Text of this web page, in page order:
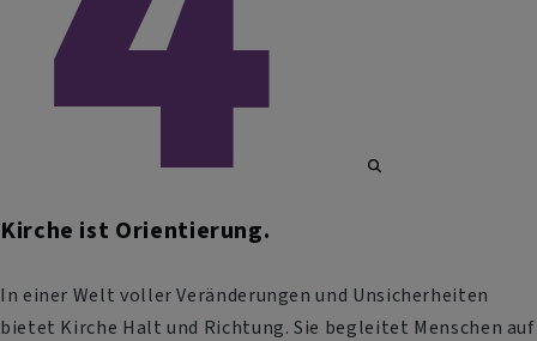
Kirche ist Orientierung.
In einer Welt voller Veränderungen und Unsicherheiten
bietet Kirche Halt und Richtung. Sie begleitet Menschen auf